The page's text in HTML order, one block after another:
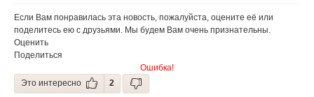
Если Вам понравилась эта новость, пожалуйста, оцените её или
поделитесь ею с друзьями. Мы будем Вам очень признательны.
Оценить
Поделиться
Ошибка!
Это интересно
2